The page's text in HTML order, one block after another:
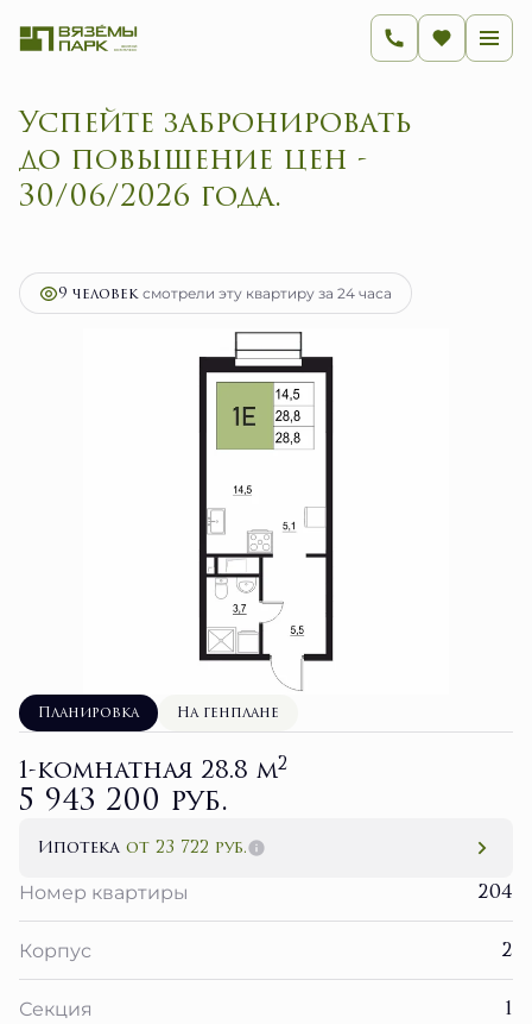
Успейте забронировать
до повышение цен -
30/06/2026 года.
1-комнатная28.8 м2
9 человексмотрели эту квартиру за 24 часа
Планировка На генплане
1-комнатная 28.8 м2
5 943 200 руб.
Ипотека от 23 722 руб.
Номер квартиры
204
Корпус 2
Секция 1